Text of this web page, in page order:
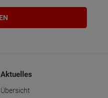
Aktuelles
Übersicht